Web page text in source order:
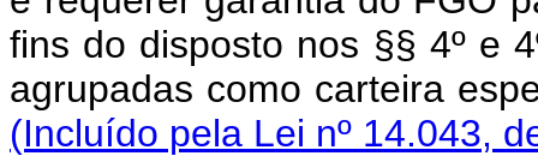
fins do disposto nos §§ 4º e
agrupadas como carteira
(Incluído pela Lei nº 14.043,